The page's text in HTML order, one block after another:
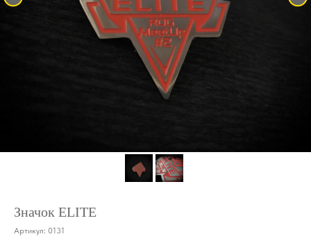
Значок ELITE
Артикул: 0131